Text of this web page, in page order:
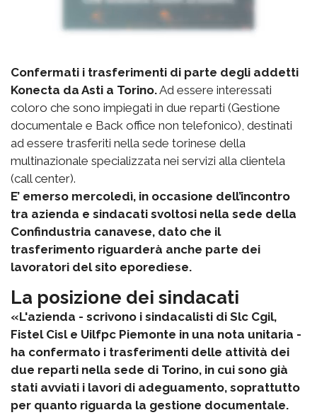
Confermati i trasferimenti di parte degli addetti
Konecta da Asti a Torino.Ad essere interessati
coloro che sono impiegati in due reparti (Gestione
documentale e Back office non telefonico), destinati
ad essere trasferiti nella sede torinese della
multinazionale specializzata nei servizi alla clientela
(call center).
E’ emerso mercoledì, in occasione dell’incontro
tra azienda e sindacati svoltosi nella sede della
Confindustria canavese, dato che il
trasferimento riguarderà anche parte dei
lavoratori del sito eporediese.
La posizione dei sindacati
«L'azienda - scrivono i sindacalisti di Slc Cgil,
Fistel Cisl e Uilfpc Piemonte in una nota unitaria -
ha confermato i trasferimenti delle attività dei
due reparti nella sede di Torino, in cui sono già
stati avviati i lavori di adeguamento, soprattutto
per quanto riguarda la gestione documentale.